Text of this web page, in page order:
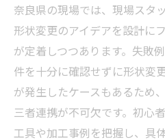
奈良県の現場では、現場スタ
形状変更のアイデアを設計に
が定着しつつあります。失敗
件を十分に確認せずに形状変
が発生したケースもあるため
三者連携が不可欠です。初心
工具や加工事例を把握し、具